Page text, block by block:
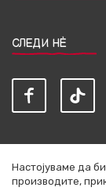
СЛЕДИ НЀ
Настојуваме да
производите,